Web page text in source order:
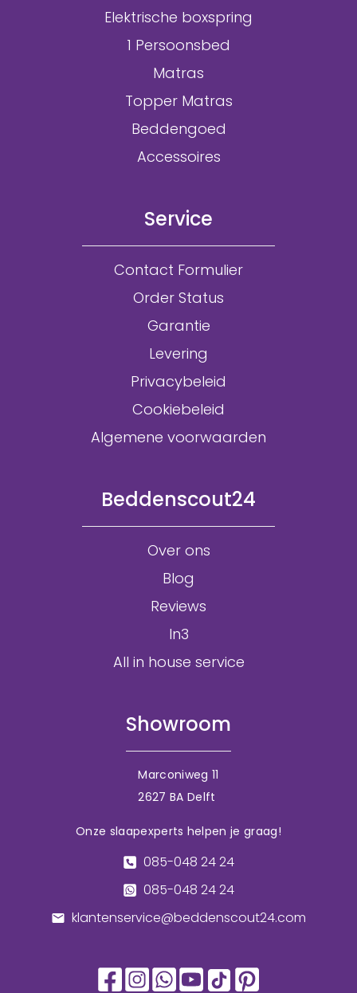
Elektrische boxspring
1 Persoonsbed
Matras
Topper Matras
Beddengoed
Accessoires
Service
Contact Formulier
Order Status
Garantie
Levering
Privacybeleid
Cookiebeleid
Algemene voorwaarden
Beddenscout24
Over ons
Blog
Reviews
In3
All in house service
Showroom
Marconiweg 11
2627 BA Delft
Onze slaapexperts helpen je graag!
085-048 24 24
085-048 24 24
klantenservice@beddenscout24.com